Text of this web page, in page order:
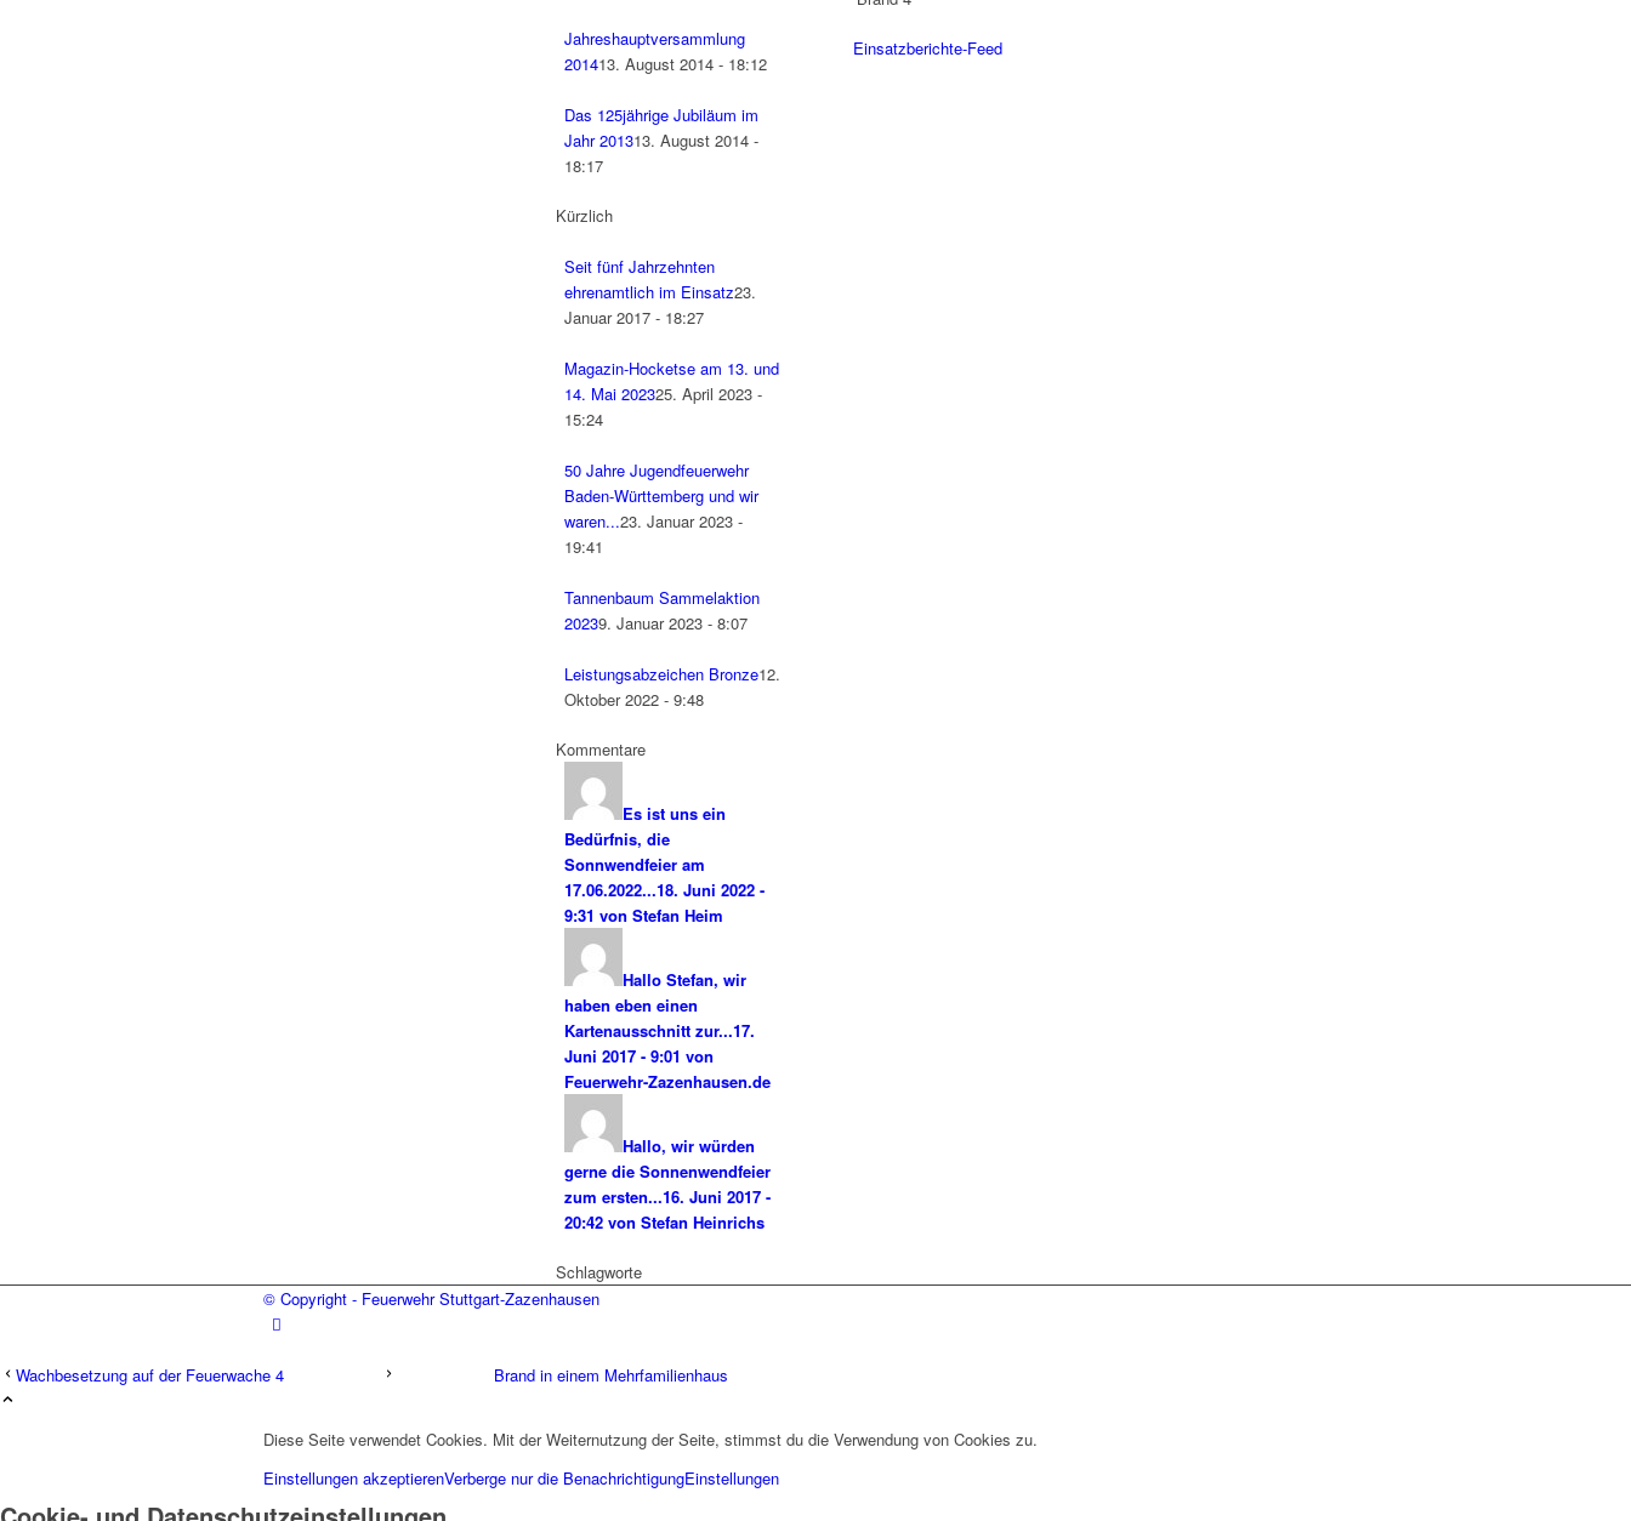
Jahreshauptversammlung
201413. August 2014 - 18:12
Das 125jährige Jubiläum im
Jahr 201313. August 2014 -
18:17
Kürzlich
Seit fünf Jahrzehnten
ehrenamtlich im Einsatz23.
Januar 2017 - 18:27
Magazin-Hocketse am 13. und
14. Mai 202325. April 2023 -
15:24
50 Jahre Jugendfeuerwehr
Baden-Württemberg und wir
waren...23. Januar 2023 -
19:41
Tannenbaum Sammelaktion
20239. Januar 2023 - 8:07
Leistungsabzeichen Bronze12.
Oktober 2022 - 9:48
Kommentare
Es ist uns ein
Bedürfnis, die
Sonnwendfeier am
17.06.2022...18. Juni 2022 -
9:31 von Stefan Heim
Hallo Stefan, wir
haben eben einen
Kartenausschnitt zur...17.
Juni 2017 - 9:01 von
Feuerwehr-Zazenhausen.de
Hallo, wir würden
gerne die Sonnenwendfeier
zum ersten...16. Juni 2017 -
20:42 von Stefan Heinrichs
Schlagworte
Einsatzberichte-Feed
© Copyright - Feuerwehr Stuttgart-Zazenhausen
Wachbesetzung auf der Feuerwache 4 Brand in einem Mehrfamilienhaus
Diese Seite verwendet Cookies. Mit der Weiternutzung der Seite, stimmst du die Verwendung von Cookies zu.
Einstellungen akzeptierenVerberge nur die BenachrichtigungEinstellungen